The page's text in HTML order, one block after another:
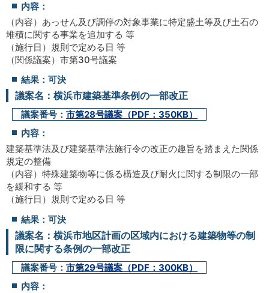
内容：
（内容）あっせん及び調停の対象事業に特定盛土等及び土石の
堆積に関する事業を追加する 等
（施行日）規則で定める日 等
（関係議案）市第30号議案
結果：可決
議案名：横浜市建築基準条例の一部改正
議案番号： 市第28号議案（PDF：350KB）
内容：
建築基準法及び建築基準法施行令の改正の趣旨を踏まえた関係
規定の整備
（内容）特殊建築物等に係る構造及び耐火に関する制限の一部
を緩和する 等
（施行日）規則で定める日 等
結果：可決
議案名：横浜市地区計画の区域内における建築物等の制
限に関する条例の一部改正
議案番号： 市第29号議案（PDF：300KB）
内容：